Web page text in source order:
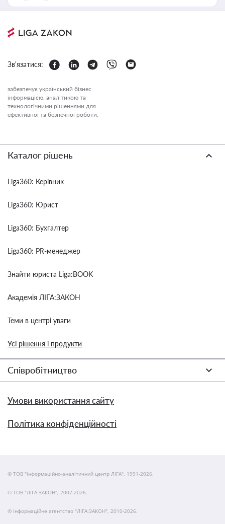
Зв'язатися:
забезпечує український бізнес
інформацією, аналітикою та
технологічними рішеннями для
ефективної та безпечної роботи.
Каталог рішень
Liga360: Керівник
Liga360: Юрист
Liga360: Бухгалтер
Liga360: PR-менеджер
Знайти юриста Liga:BOOK
Академія ЛІГА:ЗАКОН
Теми в центрі уваги
Усі рішення і продукти
Співробітництво
Умови використання сайту
Політика конфіденційності
© ТОВ "інформаційно-аналітичний центр ЛІГА", 1991-2026.
© ТОВ "ЛІГА ЗАКОН", 2007-2026.
© Інформаційне агентство "ЛІГА:ЗАКОН", 2010-2026.